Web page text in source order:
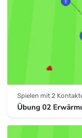
Spielen mit 2
Übung 02